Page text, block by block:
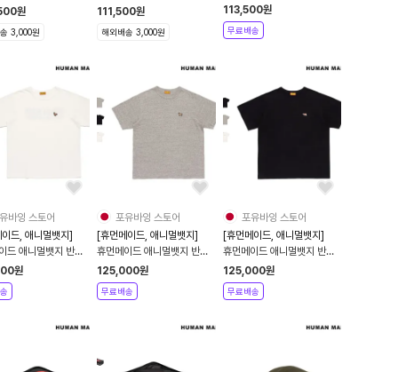
원
3,000원
HM31GD207
111,500원
해외배송 3,000원
모자 포유바잉
113,500원
무료배송
바잉 스토어
드, 애니멀뱃지]
드 애니멀뱃지 반팔
포유바잉
원
포유바잉 스토어
[휴먼메이드, 애니멀뱃지]
휴먼메이드 애니멀뱃지 반팔
티셔츠 2 포유바잉
125,000원
무료배송
포유바잉 스토어
[휴먼메이드, 애니멀뱃지]
휴먼메이드 애니멀뱃지 반팔
티셔츠 3 포유바잉
125,000원
무료배송